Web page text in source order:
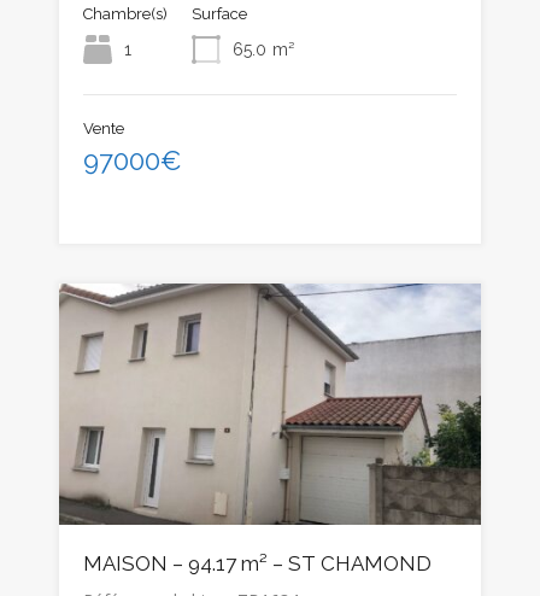
Chambre(s)
1
Surface
65.0 m²
Vente
97000€
MAISON – 94.17 m² – ST CHAMOND